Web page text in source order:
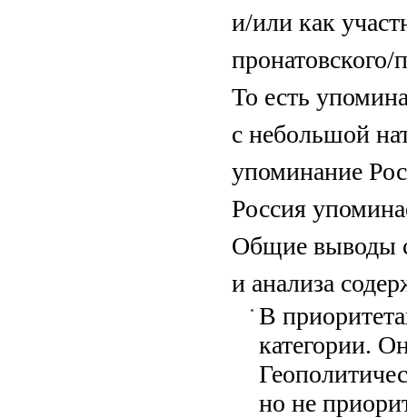
и/или как
То есть
с небольшой
упоминание
Россия
Общие выводы
и анализа
В
категории.
но не